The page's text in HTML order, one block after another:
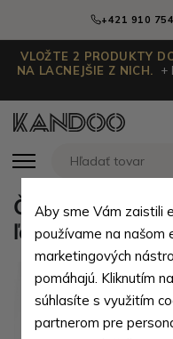
+421 910
VLOŽTE 2 PRODUKTY
NA LACNEJŠIE Z NICH.
+
Červená
ľadvinka Kyliki
Aby sme Vám zaistili
používame na našom
marketingových
pomáhajú. Kliknutím
súhlasíte s využitím
partnerom pre